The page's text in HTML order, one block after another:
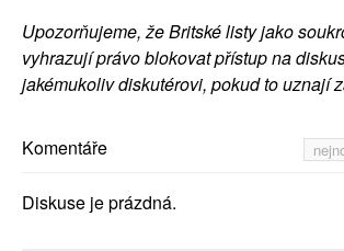
Upozorňujeme, že Britské listy jako
vyhrazují právo blokovat přístup na
jakémukoliv diskutérovi, pokud to uznají
Komentáře
Diskuse je prázdná.